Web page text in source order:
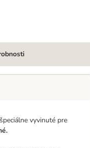
vyvinuté pre